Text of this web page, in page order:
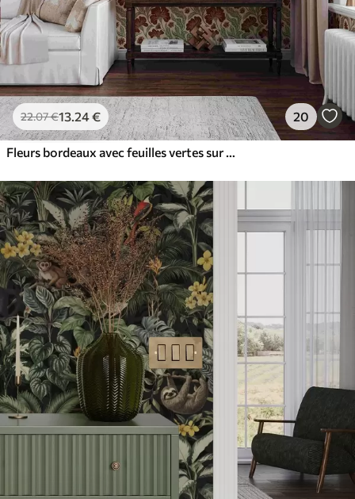
22.07€13.24€ 20
Fleurs bordeaux avec feuilles vertes sur fond clair